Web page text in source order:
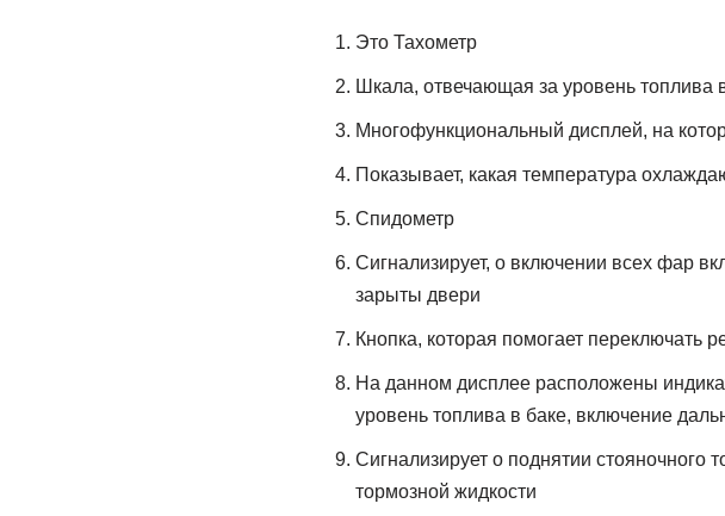
Это Тахометр
Шкала, отвечающая за уровень топлива
Многофункциональный дисплей, на
Показывает, какая температура
Спидометр
Сигнализирует, о включении всех фар
зарыты двери
Кнопка, которая помогает
На данном дисплее расположены
уровень топлива в баке, включение
Сигнализирует о поднятии стояночного
тормозной жидкости